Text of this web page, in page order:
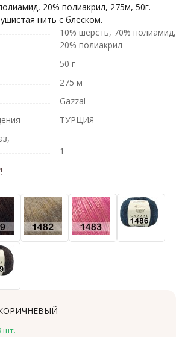
20% полиакрил, 275м, 50г.
нить с блеском.
10% шерсть, 70% полиамид,
20% полиакрил
50 г
275 м
Gazzal
ТУРЦИЯ
1
шт.